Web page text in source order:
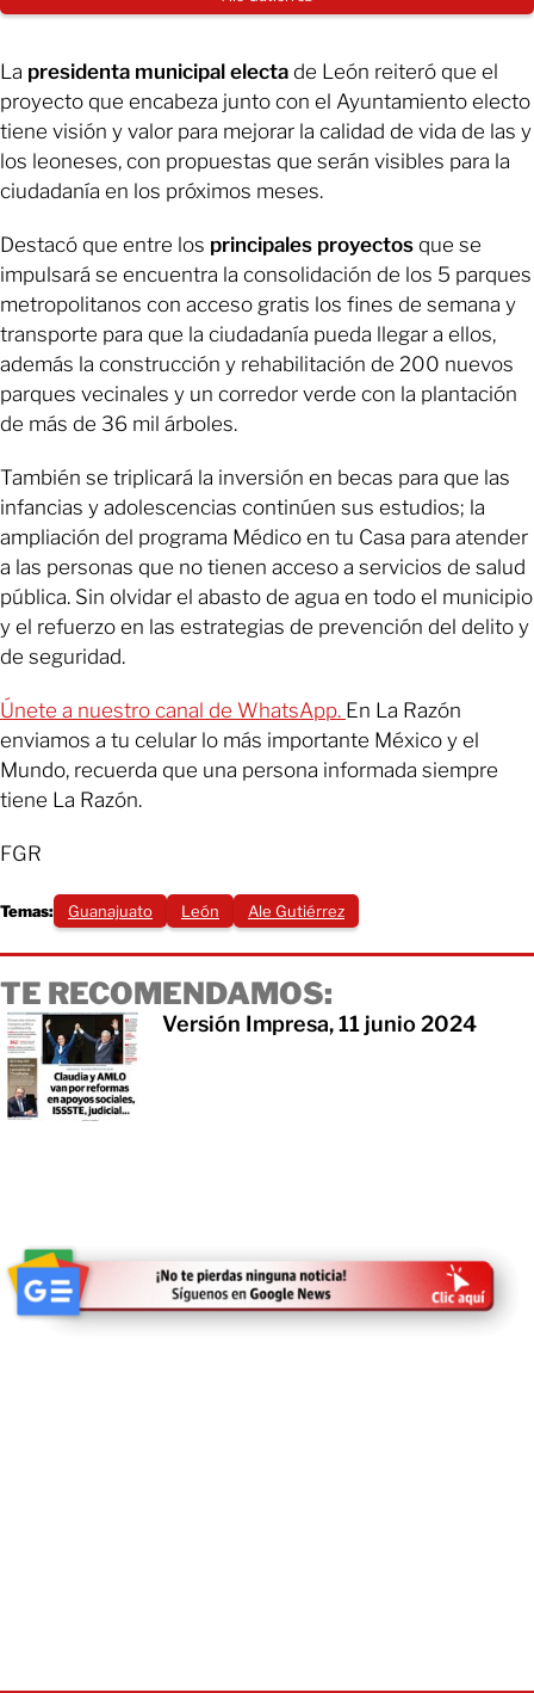
La presidenta municipal electa de León reiteró que el
proyecto que encabeza junto con el Ayuntamiento electo
tiene visión y valor para mejorar la calidad de vida de las y
los leoneses, con propuestas que serán visibles para la
ciudadanía en los próximos meses.
Destacó que entre los principales proyectos que se
impulsará se encuentra la consolidación de los 5 parques
metropolitanos con acceso gratis los fines de semana y
transporte para que la ciudadanía pueda llegar a ellos,
además la construcción y rehabilitación de 200 nuevos
parques vecinales y un corredor verde con la plantación
de más de 36 mil árboles.
También se triplicará la inversión en becas para que las
infancias y adolescencias continúen sus estudios; la
ampliación del programa Médico en tu Casa para atender
a las personas que no tienen acceso a servicios de salud
pública. Sin olvidar el abasto de agua en todo el municipio
y el refuerzo en las estrategias de prevención del delito y
de seguridad.
Únete a nuestro canal de WhatsApp. En La Razón
enviamos a tu celular lo más importante México y el
Mundo, recuerda que una persona informada siempre
tiene La Razón.
FGR
Temas: Guanajuato León Ale Gutiérrez
TE RECOMENDAMOS:
Versión Impresa, 11 junio 2024